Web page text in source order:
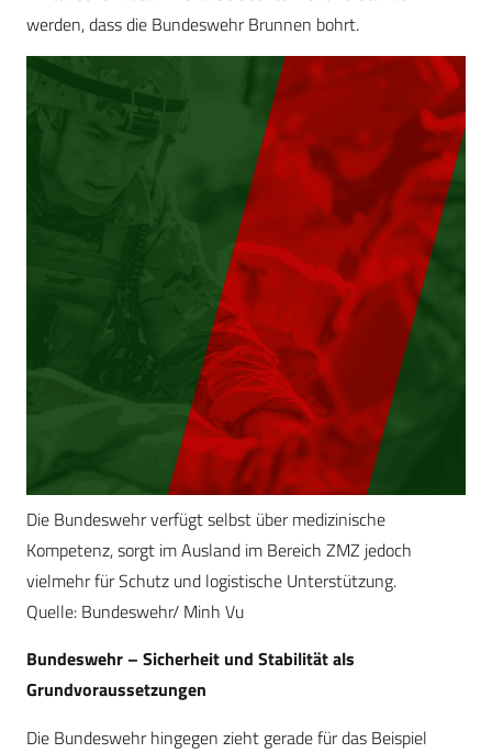
werden, dass die Bundeswehr Brunnen bohrt.
Die Bundeswehr verfügt selbst über medizinische
Kompetenz, sorgt im Ausland im Bereich ZMZ jedoch
vielmehr für Schutz und logistische Unterstützung.
Quelle: Bundeswehr/ Minh Vu
Bundeswehr – Sicherheit und Stabilität als
Grundvoraussetzungen
Die Bundeswehr hingegen zieht gerade für das Beispiel